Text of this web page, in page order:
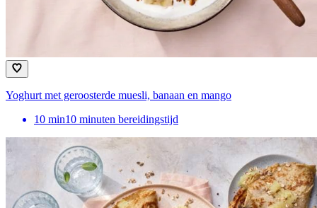
Yoghurt met geroosterde muesli, banaan en mango
10 min10 minuten bereidingstijd